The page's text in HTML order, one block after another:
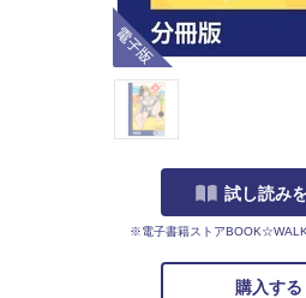
電子版
試し読み
※電子書籍ストア
購入する